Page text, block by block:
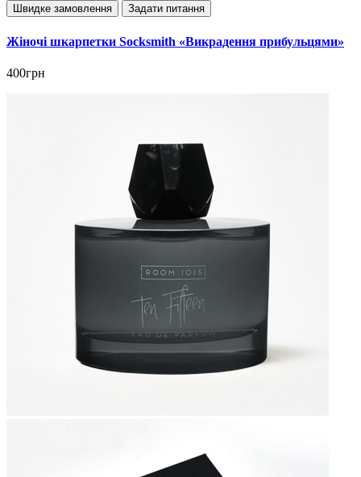
Швидке замовлення
Задати питання
Жіночі шкарпетки Socksmith «Викрадення прибульцями»
400грн